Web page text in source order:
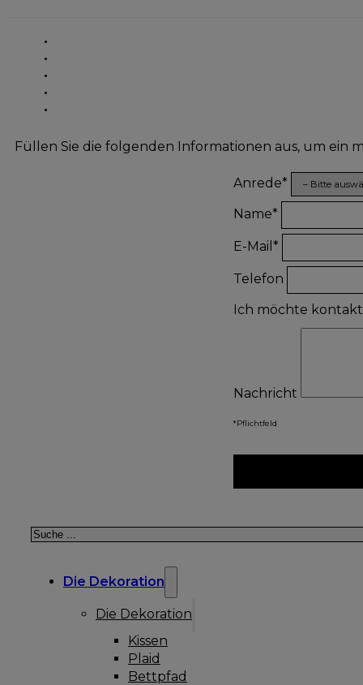
Füllen Sie die folgenden Informationen aus, um ein
Anrede*
Name*
E-Mail*
Telefon
Ich möchte
Nachricht
*Pflichtfeld
Suchen
Die Dekoration
Die Dekoration
Kissen
Plaid
Bettpfad